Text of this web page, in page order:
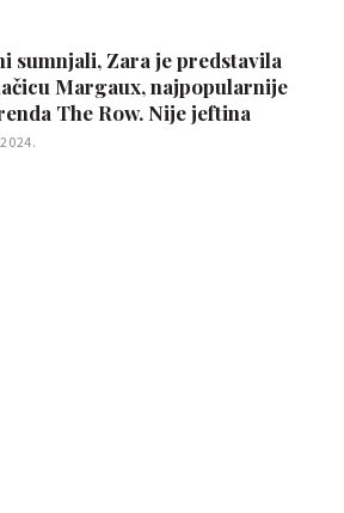
sumnjali, Zara je predstavila
Margaux, najpopularnije
The Row. Nije jeftina